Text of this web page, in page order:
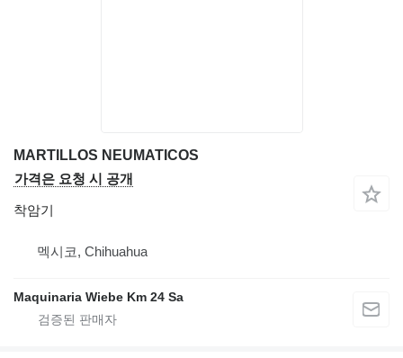
MARTILLOS NEUMATICOS
가격은 요청 시 공개
착암기
멕시코, Chihuahua
Maquinaria Wiebe Km 24 Sa